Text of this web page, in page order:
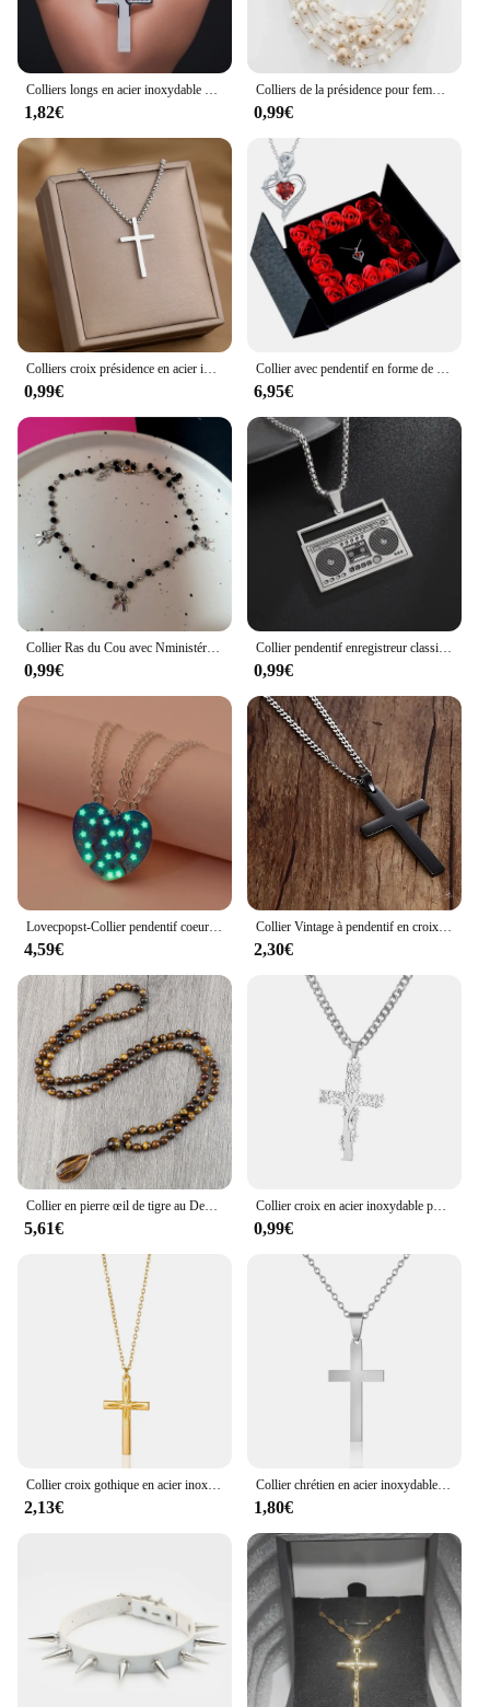
choice for those seeking to invest in quality training
equipment.
Colliers longs en acier inoxydable pour hommes, bijoux de croix de jésus, chaîne de couleur or, N1174S02
1,82€
Colliers de la présidence pour femmes, bijoux de mode, document en or, multicouche, perle Equi216.239., fête de mariage, collier de mariée, nouveautés, 2024
0,99€
Colliers croix présidence en acier inoxydable pour femmes, Streetwear Grunge, PmotMale EquiChristian Choker, Bijoux à la mode, Y2K
0,99€
Collier avec pendentif en forme de Rose éternelle pour femme, coffret cadeau pour la fête des mères, cadeau d'anniversaire de mariage
6,95€
Collier Ras du Cou avec Nministériels d Papillon et Cœur pour Femme, Breloques Esthétiques Vintage et Mignonnes, Bijoux Grunge, Accessoires de Scène, Goth Y2K, Egirl Kpop
0,99€
Collier pendentif enregistreur classique pour homme, lecteur radio, acier inoxydable, hip hop, rock, punk, bijoux de fête, cadeaux
0,99€
Lovecpopst-Collier pendentif coeur Shorous Forever pour enfants, collier magnétique assressenti, navire chia, puzzle, meilleurs amis, filles, 3 pièces, ensemble
4,59€
Collier Vintage à pendentif en croix pour hommes et femmes, chaîne à maillons en acier inoxydable, breloque Cool pour garçons et filles, Punk, Hip Hop, bijoux de fête
2,30€
Collier en pierre œil de tigre au Design Vintage, noué à la main, 6mm, 108 perles Mala, pendentif goutte, bijoux de Yoga pour femmes et hommes, cadeaux
5,61€
Collier croix en acier inoxydable pour femme, pendentif document doré, colliers de la présidence, bijoux religieux rétro, cadeau bijoux
0,99€
Collier croix gothique en acier inoxydable pour femme, bijoux chrétiens, cadeau de fête d'anniversaire, document doré, Chine
2,13€
Collier chrétien en acier inoxydable pour femme, pendentif petite croix, bijoux religieux, cadeau femme, or, argent, document, nouvelle mode
1,80€